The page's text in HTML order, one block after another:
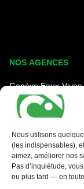
Nous utilisons
(les indispensables),
aimez, améliorer nos
Pas d’inquiétude,
ou plus tard — en
NOS AGENCES
Genève Eaux-Vives
Carouge - Rondeau
Nyon - La Côte